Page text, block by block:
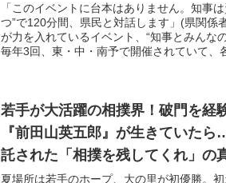
「このイベントに台本はありません。知事
つ”で120分間、県民と対話します」(県関係
が力を入れているイベント、“知事とみんな
毎年3回、東・中・南予で開催されていて、
若手が大活躍の相撲界！破門を経
『前田山英五郎』が生きていた
託された「相撲を残してくれ」の
夏場所は若手のホープ、大の里が初優勝。